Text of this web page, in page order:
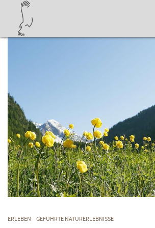
ERLEBEN GEFÜHRTE NATURERLEBNISSE